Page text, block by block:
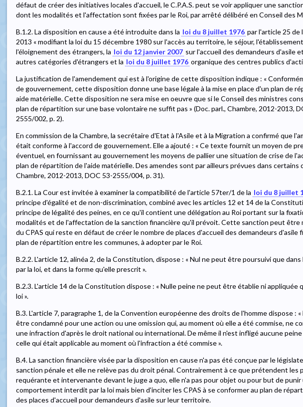
défaut de créer des initiatives locales d'accueil, le C.P.A.S. peut se voir appliquer une
dont les modalités et l'affectation sont fixées par le Roi, par arrêté délibéré en Conseil des
B.1.2. La disposition en cause a été introduite dans la loi du 8 juillet 1976 par l'article 25 de
2013 « modifiant la loi du 15 décembre 1980 sur l'accès au territoire, le séjour,
l'éloignement des étrangers, la loi du 12 janvier 2007 sur l'accueil des demandeurs d'asile
autres catégories d'étrangers et la loi du 8 juillet 1976 organique des centres publics
La justification de l'amendement qui est à l'origine de cette disposition indique : «
de gouvernement, cette disposition donne une base légale à la mise en place d'un plan de
aide matérielle. Cette disposition ne sera mise en oeuvre que si le Conseil des ministres
plan de répartition sur une base volontaire ne suffit pas » (Doc. parl., Chambre, 2012-2013,
2555/002, p. 2).
En commission de la Chambre, la secrétaire d'Etat à l'Asile et à la Migration a confirmé que
était conforme à l'accord de gouvernement. Elle a ajouté : « Ce texte fournit un moyen de
éventuel, en fournissant au gouvernement les moyens de pallier une situation de crise de
plan de répartition de l'aide matérielle. Des amendes sont par ailleurs prévues dans certains
Chambre, 2012-2013, DOC 53-2555/004, p. 31).
B.2.1. La Cour est invitée à examiner la compatibilité de l'article 57ter/1 de la loi du 8 juillet
principe d'égalité et de non-discrimination, combiné avec les articles 12 et 14 de la
principe de légalité des peines, en ce qu'il contient une délégation au Roi portant sur la
modalités et de l'affectation de la sanction financière qu'il prévoit. Cette sanction peut être
du CPAS qui reste en défaut de créer le nombre de places d'accueil des demandeurs d'asile
plan de répartition entre les communes, à adopter par le Roi.
B.2.2. L'article 12, alinéa 2, de la Constitution, dispose : « Nul ne peut être poursuivi que dans
par la loi, et dans la forme qu'elle prescrit ».
B.2.3. L'article 14 de la Constitution dispose : « Nulle peine ne peut être établie ni appliquée
loi ».
B.3. L'article 7, paragraphe 1, de la Convention européenne des droits de l'homme dispose :
être condamné pour une action ou une omission qui, au moment où elle a été commise, ne
une infraction d'après le droit national ou international. De même il n'est infligé aucune
celle qui était applicable au moment où l'infraction a été commise ».
B.4. La sanction financière visée par la disposition en cause n'a pas été conçue par le
sanction pénale et elle ne relève pas du droit pénal. Contrairement à ce que prétendent les
requérante et intervenante devant le juge a quo, elle n'a pas pour objet ou pour but de punir
comportement interdit par la loi mais bien d'inciter les CPAS à se conformer au plan de
des places d'accueil pour demandeurs d'asile sur leur territoire.